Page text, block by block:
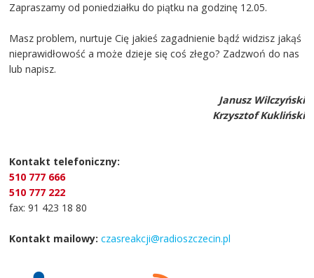
Zapraszamy od poniedziałku do piątku na godzinę 12.05.
Masz problem, nurtuje Cię jakieś zagadnienie bądź widzisz jakąś
nieprawidłowość a może dzieje się coś złego? Zadzwoń do nas
lub napisz.
Janusz Wilczyński
Krzysztof Kukliński
Kontakt telefoniczny:
510 777 666
510 777 222
fax: 91 423 18 80
Kontakt mailowy: czasreakcji@radioszczecin.pl